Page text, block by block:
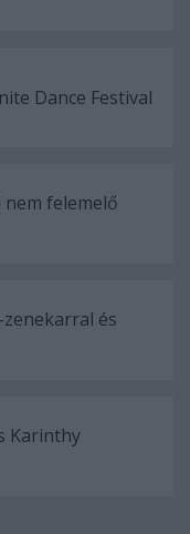
Dance Festival
nem felemelő
és
Karinthy